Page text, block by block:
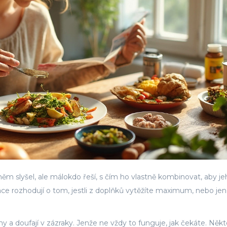
slyšel, ale málokdo řeší, s čím ho vlastně kombinovat, aby
rozhodují o tom, jestli z doplňků vytěžíte maximum, nebo jen
a doufají v zázraky. Jenže ne vždy to funguje, jak čekáte.